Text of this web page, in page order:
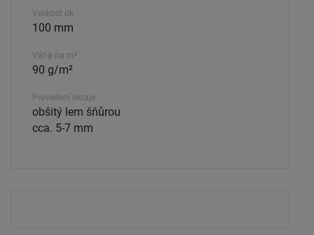
Velikost ok
100 mm
Váha na m²
90 g/m²
Provedení okraje
obšitý lem šňůrou
cca. 5-7 mm